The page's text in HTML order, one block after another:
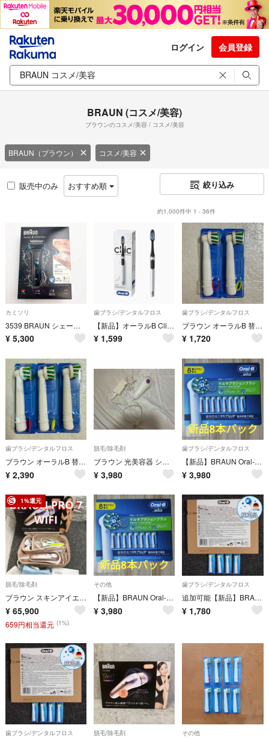
ログイン 会員登録
BRAUN (コスメ/美容)
ブラウンのコスメ/美容 / コスメ/美容
BRAUN（ブラウン） コスメ/美容
販売中のみ おすすめ順 絞り込み
約1,000件中 1 - 36件
カミソリ
3539 BRAUN シェーバー series5 water flex WF2s
¥ 5,300
歯ブラシ/デンタルフロス
【新品】オーラルB ClicFIT クリックフィット クロムブラック 歯ブラシ
¥ 1,599
歯ブラシ/デンタルフロス
ブラウン オーラルB 替えブラシ マルチアクションブラシ 2本
¥ 1,720
歯ブラシ/デンタルフロス
ブラウン オーラルB 替えブラシ マルチアクションブラシ 3本
¥ 2,390
脱毛/除毛剤
ブラウン 光美容器 シルクエキスパート（Type 6030）
¥ 3,980
歯ブラシ/デンタルフロス
【新品】BRAUN Oral-B替ブラシ マルチアクションブラシ 8本 ブラウン
¥ 3,980
1%還元
脱毛/除毛剤
ブラウン スキンアイエキスパート Pro7 AI搭載 IPL式光美容器 シルクエキスパート Pro 7 i-expert 脱毛器
¥ 65,900
659円相当還元 (1%)
その他
【新品】BRAUN Oral-B替ブラシ マルチアクションブラシ 8本 ブラウン
¥ 3,980
歯ブラシ/デンタルフロス
追加可能【新品】BRAUN Oral-B替ブラシ マルチアクションブラシ 4本
¥ 1,780
歯ブラシ/デンタルフロス 脱毛/除毛剤 その他